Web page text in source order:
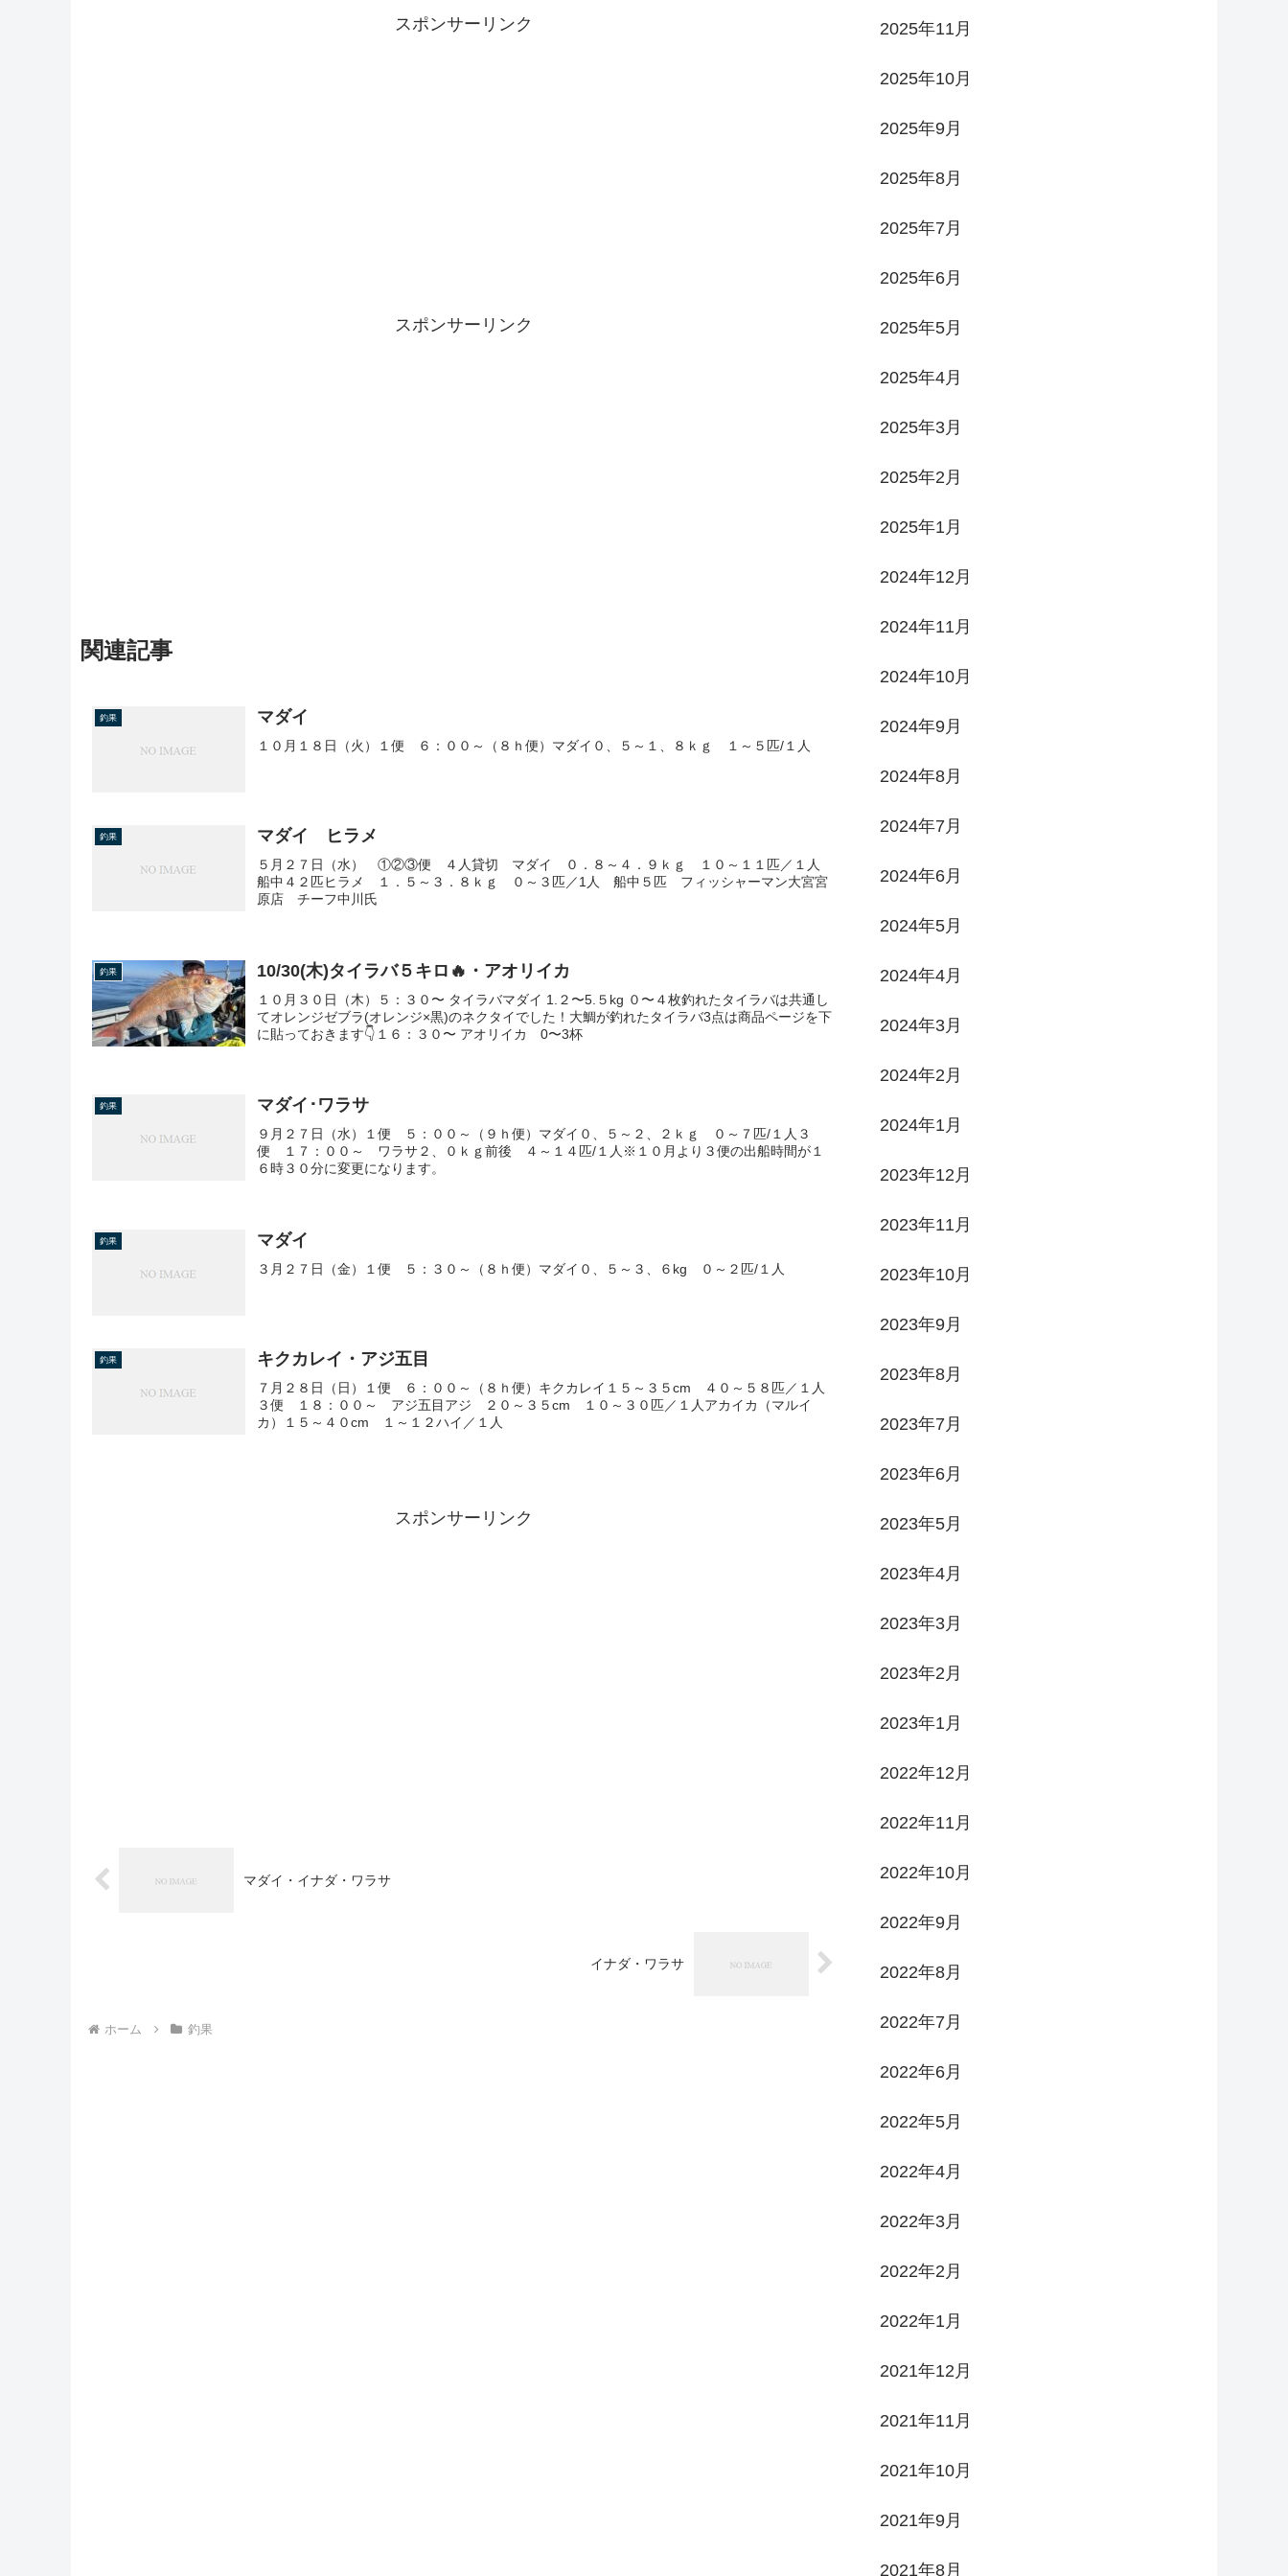
スポンサーリンク
スポンサーリンク
関連記事
釣果 マダイ
１０月１８日（火）１便 ６：００～（８ｈ便）マダイ０、５～１、８ｋｇ １～５匹/１人
釣果 マダイ ヒラメ
５月２７日（水） ①②③便 ４人貸切 マダイ ０．８～４．９ｋｇ １０～１１匹／１人
船中４２匹ヒラメ １．５～３．８ｋｇ ０～３匹／1人 船中５匹 フィッシャーマン大宮宮
原店 チーフ中川氏
釣果 10/30(木)タイラバ５キロ🔥・アオリイカ
１０月３０日（木）５：３０〜 タイラバマダイ 1.２〜5.５kg ０〜４枚釣れたタイラバは共通し
てオレンジゼブラ(オレンジ×黒)のネクタイでした！大鯛が釣れたタイラバ3点は商品ページを下
に貼っておきます👇１６：３０〜 アオリイカ 0〜3杯
釣果 マダイ･ワラサ
９月２７日（水）１便 ５：００～（９ｈ便）マダイ０、５～２、２ｋｇ ０～７匹/１人３
便 １７：００～ ワラサ２、０ｋｇ前後 ４～１４匹/１人※１０月より３便の出船時間が１
６時３０分に変更になります。
釣果 マダイ
３月２７日（金）１便 ５：３０～（８ｈ便）マダイ０、５～３、６kg ０～２匹/１人
釣果 キクカレイ・アジ五目
７月２８日（日）１便 ６：００～（８ｈ便）キクカレイ１５～３５cm ４０～５８匹／１人
３便 １８：００～ アジ五目アジ ２０～３５cm １０～３０匹／１人アカイカ（マルイ
カ）１５～４０cm １～１２ハイ／１人
スポンサーリンク
マダイ・イナダ・ワラサ
イナダ・ワラサ
ホーム 釣果
2025年11月
2025年10月
2025年9月
2025年8月
2025年7月
2025年6月
2025年5月
2025年4月
2025年3月
2025年2月
2025年1月
2024年12月
2024年11月
2024年10月
2024年9月
2024年8月
2024年7月
2024年6月
2024年5月
2024年4月
2024年3月
2024年2月
2024年1月
2023年12月
2023年11月
2023年10月
2023年9月
2023年8月
2023年7月
2023年6月
2023年5月
2023年4月
2023年3月
2023年2月
2023年1月
2022年12月
2022年11月
2022年10月
2022年9月
2022年8月
2022年7月
2022年6月
2022年5月
2022年4月
2022年3月
2022年2月
2022年1月
2021年12月
2021年11月
2021年10月
2021年9月
2021年8月